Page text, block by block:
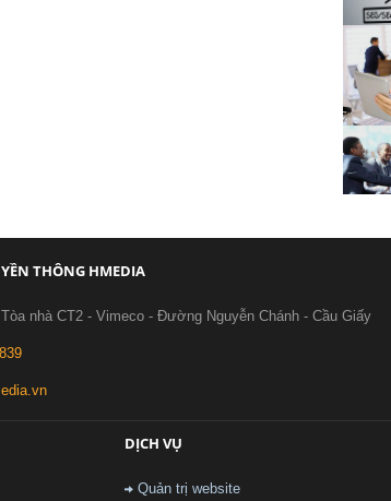
THÔNG HMEDIA
nhà CT2 - Vimeco - Đường Nguyễn Chánh - Cầu Giấy
DỊCH VỤ
Quản trị website